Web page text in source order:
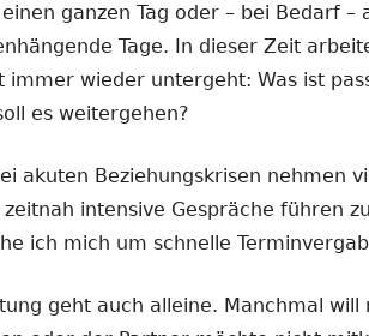
ganzen Tag oder – bei Bedarf
Tage. In dieser Zeit
immer wieder untergeht: Was ist
es weitergehen?
akuten Beziehungskrisen nehmen
intensive Gespräche führen
ich mich um schnelle
geht auch alleine. Manchmal